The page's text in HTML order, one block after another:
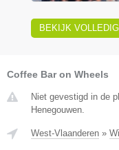
BEKIJK
Coffee Bar on Wheels
Niet gevestigd in de
Henegouwen.
West-Vlaanderen »